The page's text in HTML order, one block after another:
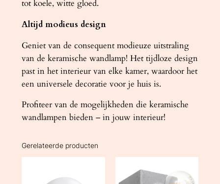
tot koele, witte gloed.
Altijd modieus design
Geniet van de consequent modieuze uitstraling
van de keramische wandlamp! Het tijdloze design
past in het interieur van elke kamer, waardoor het
een universele decoratie voor je huis is.
Profiteer van de mogelijkheden die keramische
wandlampen bieden – in jouw interieur!
Gerelateerde producten